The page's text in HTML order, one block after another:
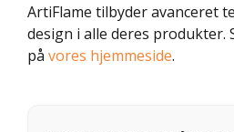
ArtiFlame tilbyder avanceret
design i alle deres produkter.
på vores hjemmeside.